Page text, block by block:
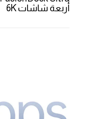
أربعة شاشات 6K